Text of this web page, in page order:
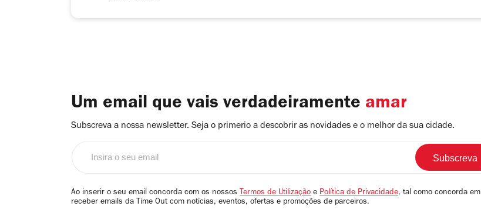
Um email que vais verdadeiramente amar
Subscreva a nossa newsletter. Seja o primerio a descobrir as novidades e o melhor da sua cidade.
email
Ao inserir o seu email concorda com os nossos Termos de Utilização e Política de Privacidade, tal como concorda em
receber emails da Time Out com notícias, eventos, ofertas e promoções de parceiros.